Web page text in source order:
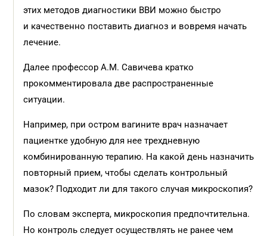
этих методов диагностики ВВИ можно быстро
и качественно поставить диагноз и вовремя начать
лечение.
Далее профессор А.М. Савичева кратко
прокомментировала две распространенные
ситуации.
Например, при остром вагините врач назначает
пациентке удобную для нее трехдневную
комбинированную терапию. На какой день назначить
повторный прием, чтобы сделать контрольный
мазок? Подходит ли для такого случая микроскопия?
По словам эксперта, микроскопия предпочтительна.
Но контроль следует осуществлять не ранее чем